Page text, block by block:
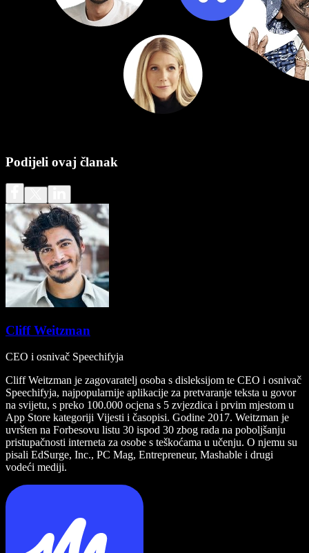
Podijeli ovaj članak
Cliff Weitzman
CEO i osnivač Speechifyja
Cliff Weitzman je zagovaratelj osoba s disleksijom te CEO i osnivač
Speechifyja, najpopularnije aplikacije za pretvaranje teksta u govor
na svijetu, s preko 100.000 ocjena s 5 zvjezdica i prvim mjestom u
App Store kategoriji Vijesti i časopisi. Godine 2017. Weitzman je
uvršten na Forbesovu listu 30 ispod 30 zbog rada na poboljšanju
pristupačnosti interneta za osobe s teškoćama u učenju. O njemu su
pisali EdSurge, Inc., PC Mag, Entrepreneur, Mashable i drugi
vodeći mediji.